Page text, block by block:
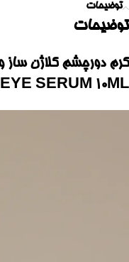
توضیحات
توضیحات
SERUM 10ML